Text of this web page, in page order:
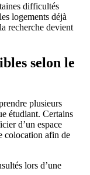
difficultés
logements déjà
recherche devient
selon le
plusieurs
étudiant. Certains
d’un espace
colocation afin de
lors d’une